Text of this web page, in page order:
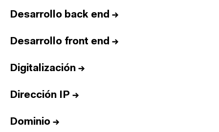
Desarrollo back end →
Desarrollo front end →
Digitalización →
Dirección IP →
Dominio →